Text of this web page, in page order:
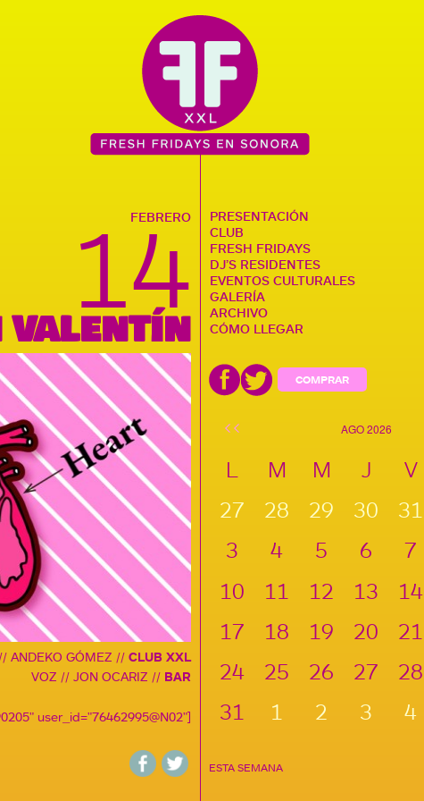
PRESENTACIÓN
CLUB
FRESH FRIDAYS
DJ’S RESIDENTES
EVENTOS CULTURALES
GALERÍA
ARCHIVO
CÓMO LLEGAR
FEBRERO
14
VALENTÍN
ANDEKO GÓMEZ // CLUB XXL
VOZ // JON OCARIZ // BAR
user_id="76462995@N02"]
COMPRAR
<< AGO 2026
L M M J V
27
28 29 30 31
3
4 5 6 7
10
11 12 13 14
17
18 19 20 21
24
25 26 27 28
31
1 2 3 4
ESTA SEMANA